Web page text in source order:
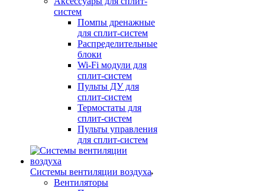
систем
Помпы дренажные
для сплит-систем
Распределительные
блоки
Wi-Fi модули для
сплит-систем
Пульты ДУ для
сплит-систем
Термостаты для
сплит-систем
Пульты управления
для сплит-систем
Системы вентиляции воздуха
Вентиляторы